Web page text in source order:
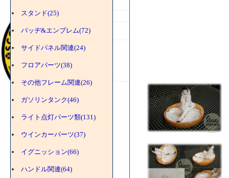
スタンド(25)
バッヂ&エンブレム(72)
サイドパネル関連(24)
フロアパーツ(38)
その他フレーム関連(26)
ガソリンタンク(46)
ライト点灯パーツ類(131)
ウインカーパーツ(37)
イグニッション(66)
ハンドル関連(64)